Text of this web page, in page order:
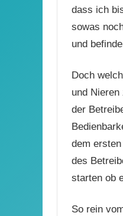
dass ich
sowas
und
Doch
und
der
dem
des
starten ob
So rein